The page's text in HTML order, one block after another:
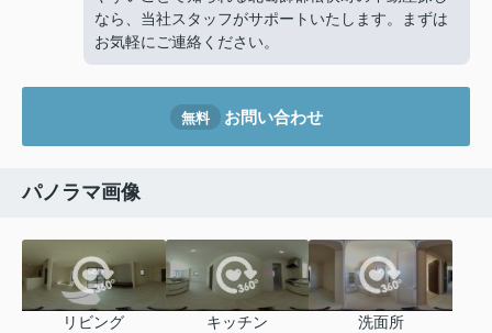
なら、当社スタッフがサポートいたします。まずは
お気軽にご連絡ください。
無料 お問い合わせ
パノラマ画像
リビング キッチン 洗面所